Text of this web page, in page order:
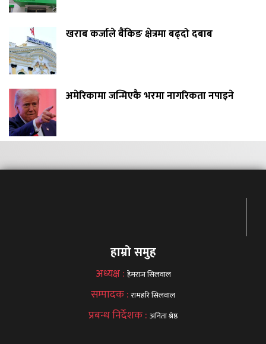
खराब कर्जाले बैंकिङ क्षेत्रमा बढ्दो दबाब
अमेरिकामा जन्मिएकै भरमा नागरिकता नपाइने
हाम्रो समुह
अध्यक्ष : हेमराज सिलवाल
सम्पादक :रामहरि सिलवाल
प्रबन्ध निर्देशक : अनिता श्रेष्ठ